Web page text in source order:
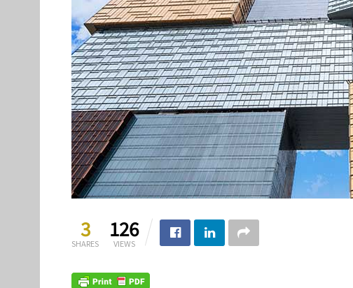
3
SHARES
126
VIEWS